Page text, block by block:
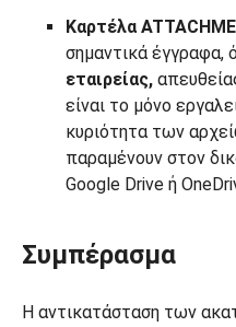
Καρτέλα
σημαντικά έγγραφα,
εταιρείας,
είναι το μόνο
κυριότητα των
παραμένουν στον
Google Drive ή
Συμπέρασμα
Η αντικατάσταση των